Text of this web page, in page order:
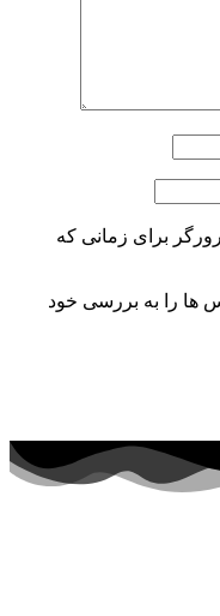
برای زمانی که
ها را به بررسی خود